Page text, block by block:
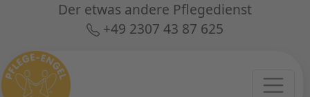
Der etwas andere Pflegedienst
+49 2307 43 87 625